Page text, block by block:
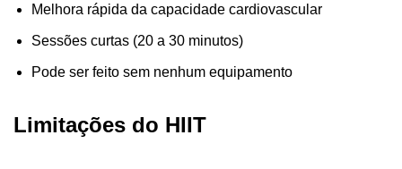
Melhora rápida da capacidade cardiovascular
Sessões curtas (20 a 30 minutos)
Pode ser feito sem nenhum equipamento
Limitações do HIIT